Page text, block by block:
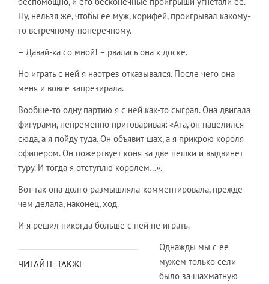
Ну, нельзя же, чтобы ее муж, корифей, проигрывал какому-
то встречному-поперечному.
– Давай-ка со мной! – рвалась она к доске.
Но играть с ней я наотрез отказывался. После чего она
меня и вовсе запрезирала.
Вообще-то одну партию я с ней как-то сыграл. Она двигала
фигурами, непременно приговаривая: «Ага, он нацелился
сюда, а я пойду туда. Он объявит шах, а я прикрою короля
офицером. Он пожертвует коня за две пешки и выдвинет
туру. И тогда я отступлю королем…».
Вот так она долго размышляла-комментировала, прежде
чем делала, наконец, ход.
И я решил никогда больше с ней не играть.
ЧИТАЙТЕ ТАКЖЕ
Однажды мы с ее
мужем только сели
было за шахматную